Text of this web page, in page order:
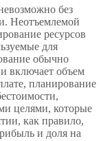
без
Неотъемлемой
ресурсов
для
обычно
включает объем
планирование
целями, которые
как правило,
и доля на